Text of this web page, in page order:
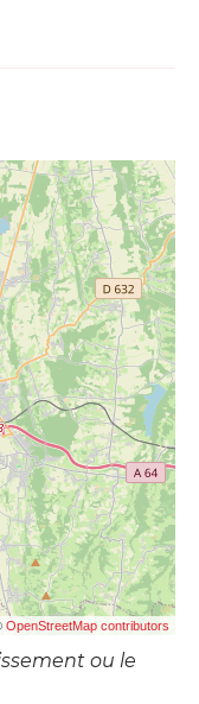
OpenStreetMap contributors
ou le